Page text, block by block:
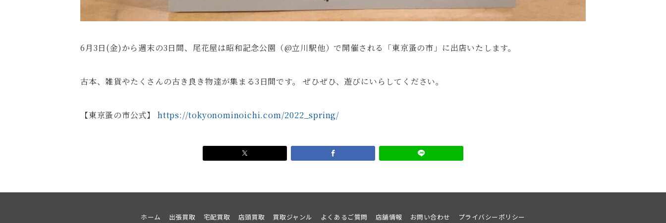
6月3日(金)から週末の3日間、尾花屋は昭和記念公園（@立川駅他）で開催される「東京蚤の市」に出店いたします。
古本、雑貨やたくさんの古き良き物達が集まる3日間です。 ぜひぜひ、遊びにいらしてください。
【東京蚤の市公式】https://tokyonominoichi.com/2022_spring/
ホーム 出張買取 宅配買取 店頭買取 買取ジャンル よくあるご質問 店舗情報 お問い合わせ プライバシーポリシー